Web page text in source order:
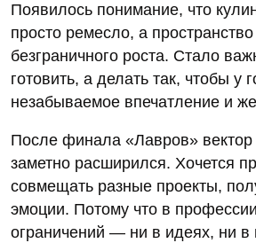
Появилось понимание, что
просто ремесло, а
безграничного роста. Стало
готовить, а делать так, чтобы у
незабываемое впечатление и
После финала «Лавров»
заметно расширился. Хочется
совмещать разные проекты,
эмоции. Потому что в
ограничений — ни в идеях, ни в